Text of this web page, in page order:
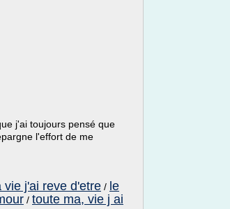
j'ai toujours pensé que
l'effort de me
vie j'ai reve d'etre / le
/ toute ma, vie j ai